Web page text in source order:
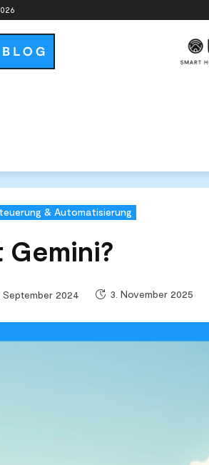
& Automatisierung
Gemini?
September 2024 3. November 2025